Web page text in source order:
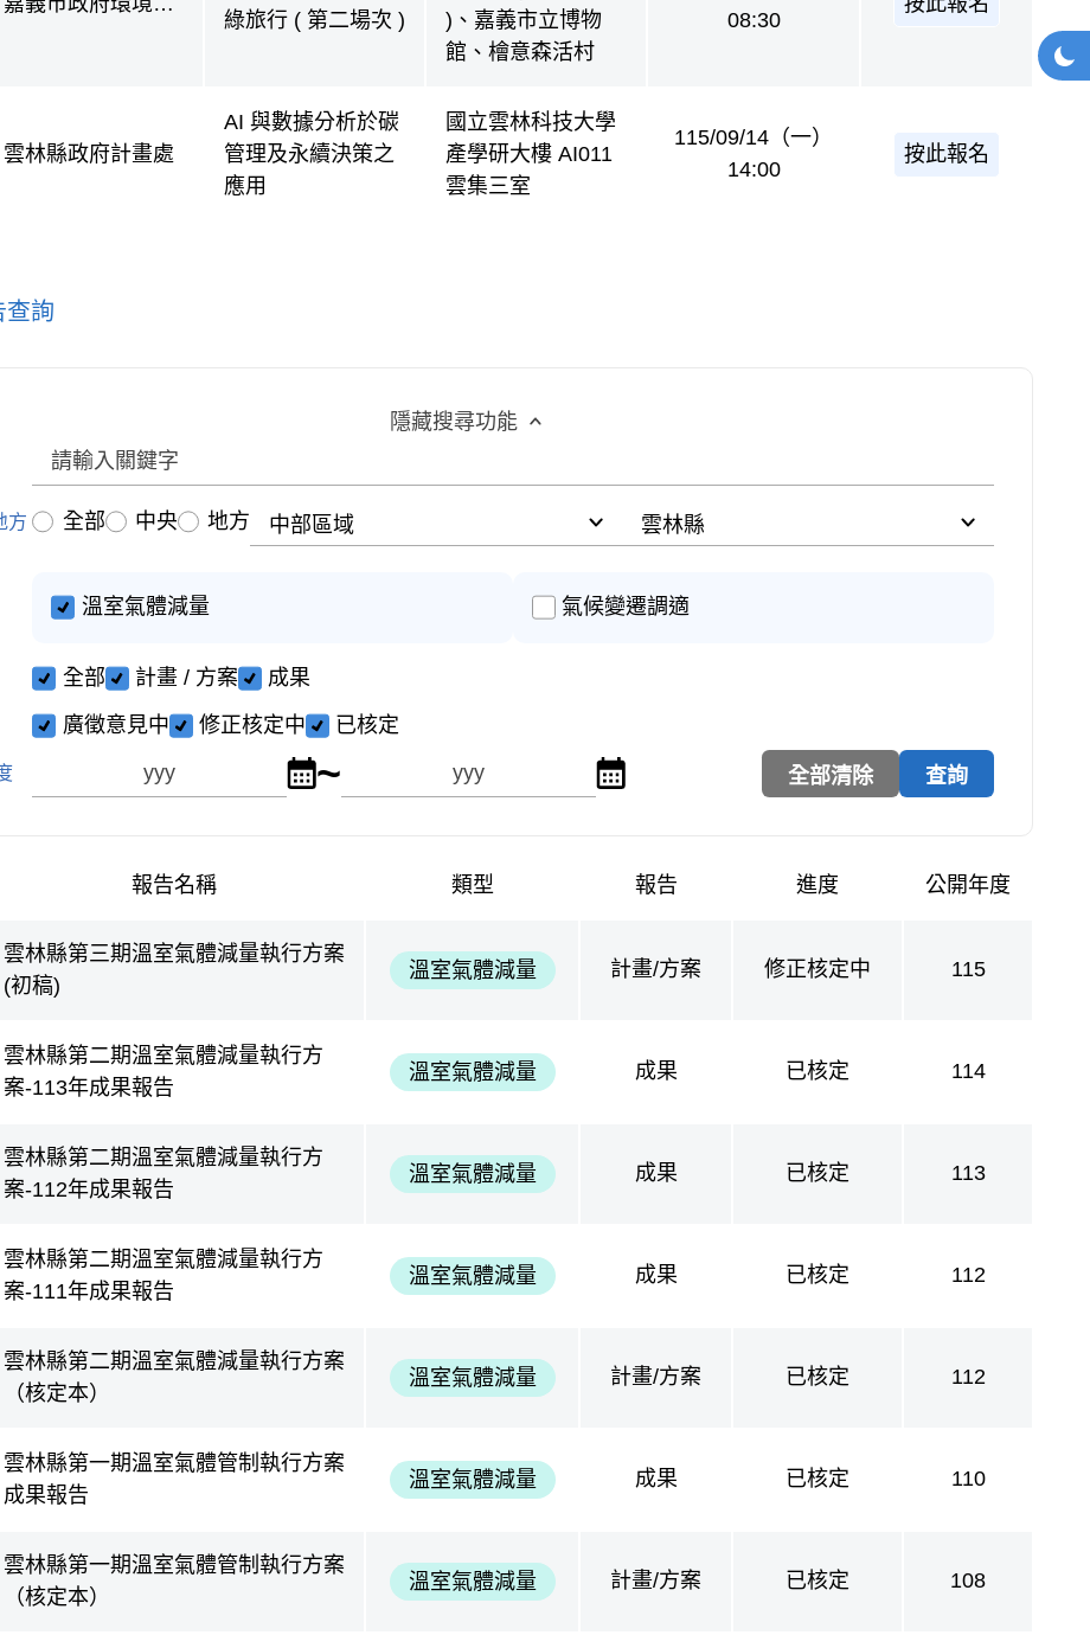
綠旅行 ( 第二場次 )
)、嘉義市立博物
館、檜意森活村
08:30
雲林縣政府計畫處
AI 與數據分析於碳
管理及永續決策之
應用
國立雲林科技大學
產學研大樓 AI011
雲集三室
115/09/14（一）
14:00
按此報名
查詢
隱藏搜尋功能
方 全部 中央 地方區域 縣市
溫室氣體減量 氣候變遷調適
全部 計畫 / 方案 成果
廣徵意見中 修正核定中 已核定
點擊選擇公開年度起年
~ 點擊選擇公開年度迄年
報告名稱 類型 報告 進度 公開年度
雲林縣第三期溫室氣體減量執行方案
(初稿)
溫室氣體減量 計畫/方案 修正核定中 115
雲林縣第二期溫室氣體減量執行方
案-113年成果報告
溫室氣體減量 成果 已核定 114
雲林縣第二期溫室氣體減量執行方
案-112年成果報告
溫室氣體減量 成果 已核定 113
雲林縣第二期溫室氣體減量執行方
案-111年成果報告
溫室氣體減量 成果 已核定 112
雲林縣第二期溫室氣體減量執行方案
（核定本）
溫室氣體減量 計畫/方案 已核定 112
雲林縣第一期溫室氣體管制執行方案
成果報告
溫室氣體減量 成果 已核定 110
雲林縣第一期溫室氣體管制執行方案
（核定本）
溫室氣體減量 計畫/方案 已核定 108
網站
深